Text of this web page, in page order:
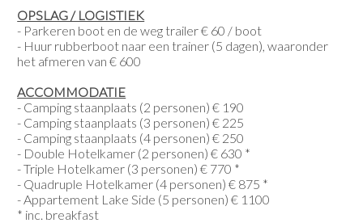
OPSLAG / LOGISTIEK
- Parkeren boot en de weg trailer € 60 / boot
- Huur rubberboot naar een trainer (5 dagen), waaronder
het afmeren van € 600
ACCOMMODATIE
- Camping staanplaats (2 personen) € 190
- Camping staanplaats (3 personen) € 225
- Camping staanplaats (4 personen) € 250
- Double Hotelkamer (2 personen) € 630 *
- Triple Hotelkamer (3 personen) € 770 *
- Quadruple Hotelkamer (4 personen) € 875 *
- Appartement Lake Side (5 personen) € 1100
* inc. breakfast